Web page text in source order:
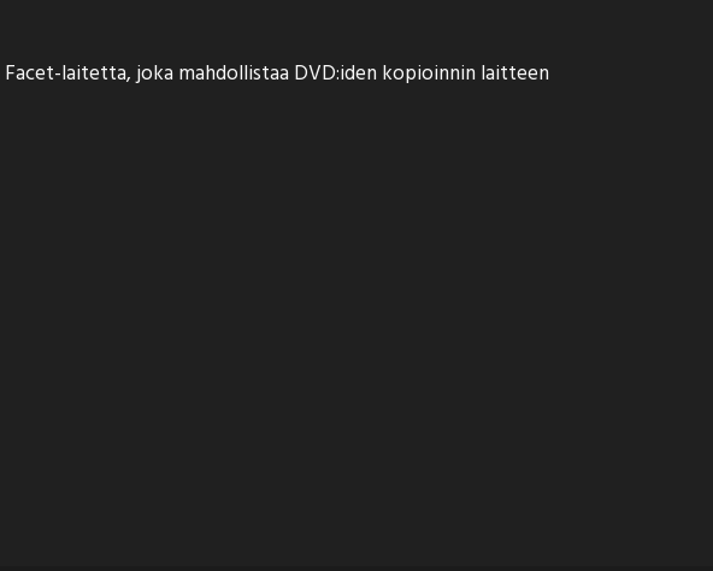
laitetta, joka mahdollistaa DVD:iden kopioinnin laitteen